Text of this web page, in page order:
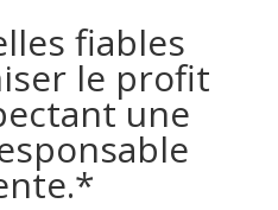
fiables
le profit
une